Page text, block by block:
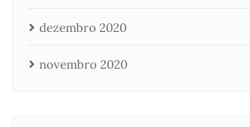
dezembro 2020
novembro 2020